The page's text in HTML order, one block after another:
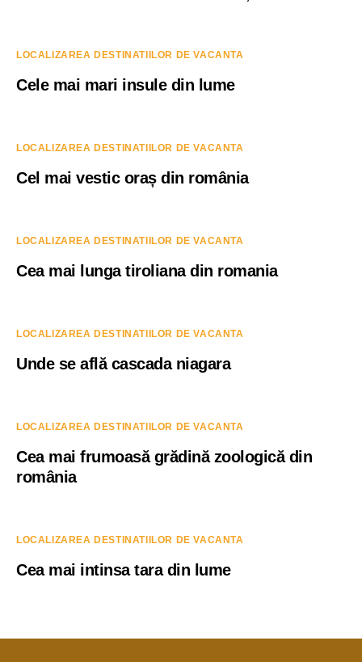
LOCALIZAREA DESTINATIILOR DE VACANTA
Cele mai mari insule din lume
LOCALIZAREA DESTINATIILOR DE VACANTA
Cel mai vestic oraș din românia
LOCALIZAREA DESTINATIILOR DE VACANTA
Cea mai lunga tiroliana din romania
LOCALIZAREA DESTINATIILOR DE VACANTA
Unde se află cascada niagara
LOCALIZAREA DESTINATIILOR DE VACANTA
Cea mai frumoasă grădină zoologică din
românia
LOCALIZAREA DESTINATIILOR DE VACANTA
Cea mai intinsa tara din lume